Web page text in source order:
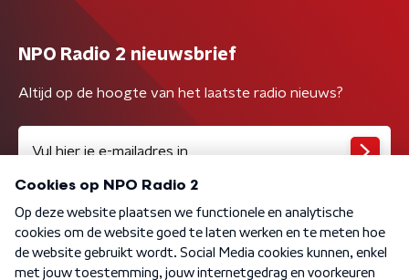
NPO Radio 2 nieuwsbrief
Altijd op de hoogte van het laatste radio nieuws?
Algemene voorwaarden